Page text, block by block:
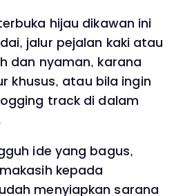
hijau dikawan ini
jalur pejalan kaki atau
dan nyaman, karana
khusus, atau bila ingin
track di dalam
ide yang bagus,
kepada
menyiapkan sarana